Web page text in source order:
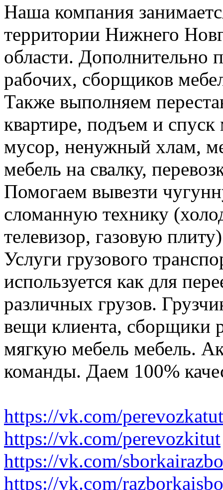
Наша компания
территории Нижнего
области. Дополнительно
рабочих, сборщиков
Также выполняем
квартире, подъем и
мусор, ненужный хлам,
мебель на свалку,
Помогаем вывезти
сломанную технику
телевизор, газовую плиту)
Услуги грузового
используется как для
различных грузов.
вещи клиента, сборщики
мягкую мебель мебель.
команды. Даем 100%
https://vk.com/perevozkatut
https://vk.com/perevozkitut
https://vk.com/
https://vk.com/